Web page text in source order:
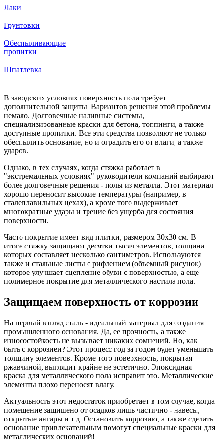
Лаки
Грунтовки
Обеспыливающие
пропитки
Шпатлевка
В заводских условиях поверхность пола требует
дополнительной защиты. Вариантов решения этой проблемы
немало. Долговечные наливные системы,
специализированные краски для бетона, топпинги, а также
доступные пропитки. Все эти средства позволяют не только
обеспылить основание, но и оградить его от влаги, а также
ударов.
Однако, в тех случаях, когда стяжка работает в
"экстремальных условиях" руководители компаний выбирают
более долговечные решения - полы из металла. Этот материал
хорошо переносит высокие температуры (например, в
сталеплавильных цехах), а кроме того выдерживает
многократные удары и трение без ущерба для состояния
поверхности.
Часто покрытие имеет вид плитки, размером 30х30 см. В
итоге стяжку защищают десятки тысяч элементов, толщина
которых составляет несколько сантиметров. Используются
также и стальные листы с рифлением (объемный рисунок)
которое улучшает сцепление обуви с поверхностью, а еще
полимерное покрытие для металлического настила пола.
Защищаем поверхность от коррозии
На первый взгляд сталь - идеальный материал для создания
промышленного основания. Да, ее прочность, а также
износостойкость не вызывает никаких сомнений. Но, как
быть с коррозией? Этот процесс год за годом будет уменьшать
толщину элементов. Кроме того поверхность, покрытая
ржавчиной, выглядит крайне не эстетично. Эпоксидная
краска для металлического пола исправит это. Металлические
элементы плохо переносят влагу.
Актуальность этот недостаток приобретает в том случае, когда
помещение защищено от осадков лишь частично - навесы,
открытые ангары и т.д. Остановить коррозию, а также сделать
основание привлекательным помогут специальные краски для
металлических оснований!